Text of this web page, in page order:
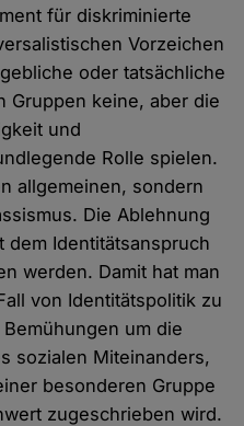
für diskriminierte
Vorzeichen
oder tatsächliche
Gruppen keine, aber die
und
Rolle spielen.
allgemeinen, sondern
Die Ablehnung
dem Identitätsanspruch
werden. Damit hat man
von Identitätspolitik zu
um die
sozialen Miteinanders,
besonderen Gruppe
zugeschrieben wird.